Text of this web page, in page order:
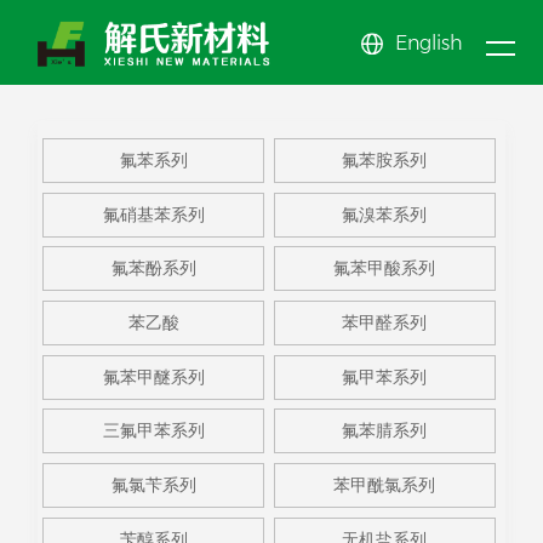
English
我们
About us
公司文化
EHS体系
公司简介
企业展示
资质荣誉
产品
中心
Product center
氟苯甲
醚系列
氟甲苯
系列
三氟甲
苯系列
更多系
列
氟苯酚
系列
氟苯甲
酸系列
苯乙酸
氟苯系
列
氟苯胺
系列
氟硝基
新闻
中心
News center
公司新闻
行业动态
氟苯系列 氟苯胺系列
氟硝基苯系列 氟溴苯系列
氟苯酚系列 氟苯甲酸系列
苯乙酸 苯甲醛系列
氟苯甲醚系列 氟甲苯系列
三氟甲苯系列 氟苯腈系列
氟氯苄系列 苯甲酰氯系列